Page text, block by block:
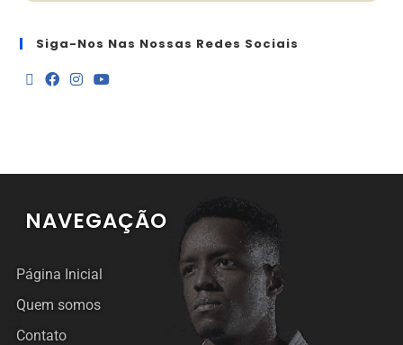
Siga-Nos Nas Nossas Redes Sociais
NAVEGAÇÃO
Página Inicial
Quem somos
Contato